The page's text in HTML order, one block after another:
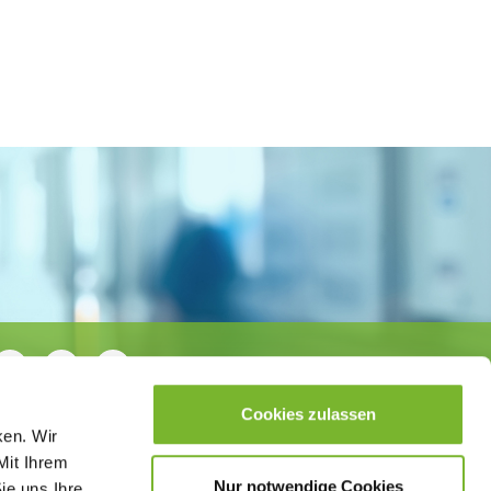
Wir
Ihrem
Cookies zulassen
Nur notwendige Cookies